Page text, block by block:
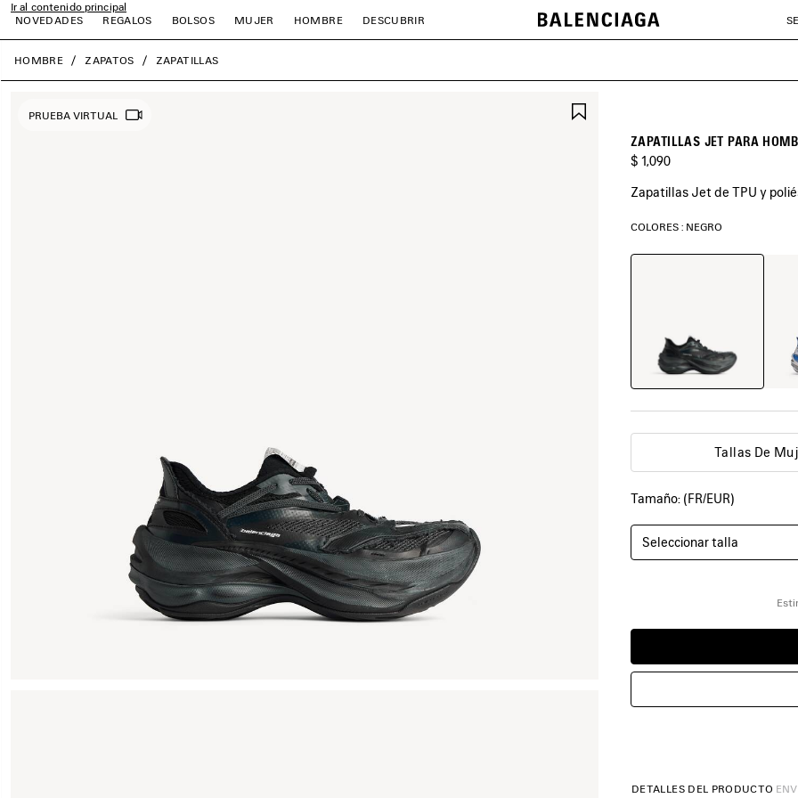
Ir al contenido principal
NOVEDADES
REGALOS BOLSOS MUJER HOMBRE DESCUBRIR
close the banner
HOMBRE ZAPATOS ZAPATILLAS
FAVORITOS
PRUEBA VIRTUAL
ZAPATILLAS JET PARA
$ 1,090
Zapatillas Jet de TPU y
COLORES : NEGRO
Negro
Tallas De
Tamaño: (FR/EUR)
Seleccionar talla
DETALLES DEL PRODUCTO